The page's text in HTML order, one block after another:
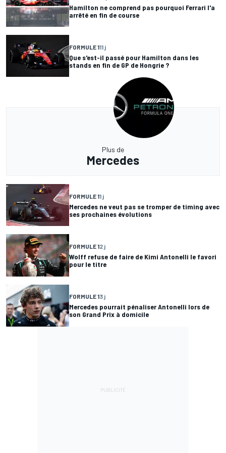
Hamilton ne comprend pas pourquoi Ferrari l'a
arrêté en fin de course
FORMULE 111 j
Que s'est-il passé pour Hamilton dans les
stands en fin de GP de Hongrie ?
Plus de
Mercedes
FORMULE 11 j
Mercedes ne veut pas se tromper de timing avec
ses prochaines évolutions
FORMULE 12 j
Wolff refuse de faire de Kimi Antonelli le favori
pour le titre
FORMULE 13 j
Mercedes pourrait pénaliser Antonelli lors de
son Grand Prix à domicile